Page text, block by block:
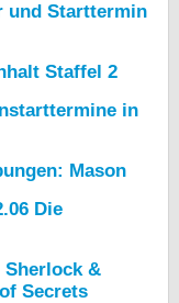
und Starttermin
Staffel 2
in
Mason
Die
Sherlock &
Secrets